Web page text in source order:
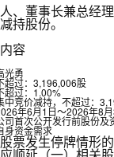
、董事长兼总经
持股份。
容
光勇
超过：3,196,006股
超过：1.00%
中竞价减持，不超过：
年6月1日～2026年8
司首次公开发行前股份及
身资金需求
票发生停牌情形